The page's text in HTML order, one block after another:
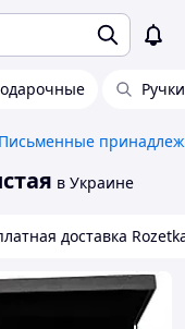
Письменные
в Украине
доставка